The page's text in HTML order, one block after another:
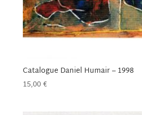
Catalogue Daniel Humair – 1998
15,00€